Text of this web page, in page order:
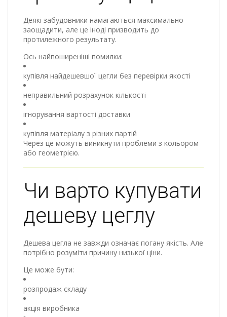
Деякі забудовники намагаються максимально
заощадити, але це іноді призводить до
протилежного результату.
Ось найпоширеніші помилки:
купівля найдешевшої цегли без перевірки якості
неправильний розрахунок кількості
ігнорування вартості доставки
купівля матеріалу з різних партій
Через це можуть виникнути проблеми з кольором
або геометрією.
Чи варто купувати
дешеву цеглу
Дешева цегла не завжди означає погану якість. Але
потрібно розуміти причину низької ціни.
Це може бути:
розпродаж складу
акція виробника